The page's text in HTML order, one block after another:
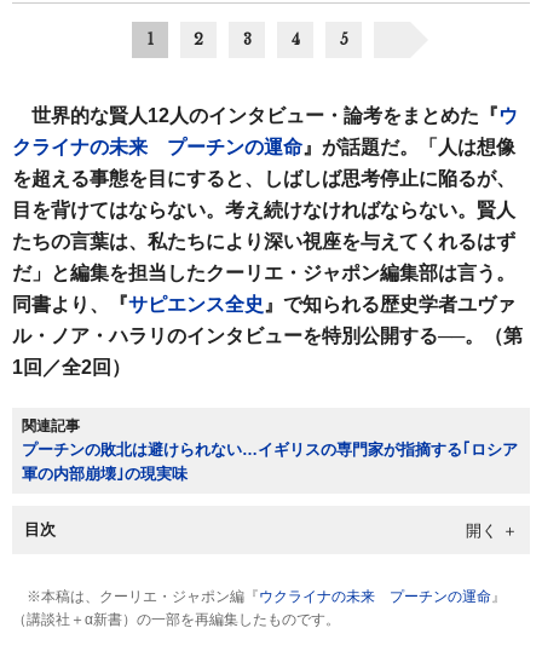
1 2 3 4 5
世界的な賢人12人のインタビュー・論考をまとめた『ウ
クライナの未来 プーチンの運命 』が話題だ。「人は想像
を超える事態を目にすると、しばしば思考停止に陥るが、
目を背けてはならない。考え続けなければならない。賢人
たちの言葉は、私たちにより深い視座を与えてくれるはず
だ」と編集を担当したクーリエ・ジャポン編集部は言う。
同書より、『サピエンス全史 』で知られる歴史学者ユヴァ
ル・ノア・ハラリのインタビューを特別公開する──。（第
1回／全2回）
関連記事
プーチンの敗北は避けられない…イギリスの専門家が指摘する｢ロシア
軍の内部崩壊｣の現実味
目次
※本稿は、クーリエ・ジャポン編『ウクライナの未来 プーチンの運命 』
（講談社＋α新書）の一部を再編集したものです。